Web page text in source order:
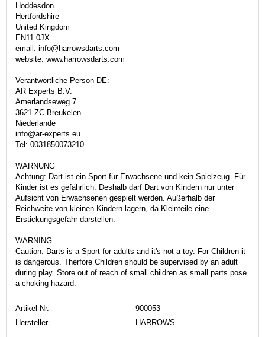
Hoddesdon
Hertfordshire
United Kingdom
EN11 0JX
email: info@harrowsdarts.com
website: www.harrowsdarts.com
Verantwortliche Person DE:
AR Experts B.V.
Amerlandseweg 7
3621 ZC Breukelen
Niederlande
info@ar-experts.eu
Tel: 0031850073210
WARNUNG
Achtung: Dart ist ein Sport für Erwachsene und kein Spielzeug. Für
Kinder ist es gefährlich. Deshalb darf Dart von Kindern nur unter
Aufsicht von Erwachsenen gespielt werden. Außerhalb der
Reichweite von kleinen Kindern lagern, da Kleinteile eine
Erstickungsgefahr darstellen.
WARNING
Caution: Darts is a Sport for adults and it's not a toy. For Children it
is dangerous. Therfore Children should be supervised by an adult
during play. Store out of reach of small children as small parts pose
a choking hazard.
Artikel-Nr.
900053
Hersteller
HARROWS